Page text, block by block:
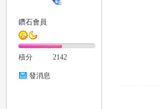
鑽石會員
積分 2142
發消息